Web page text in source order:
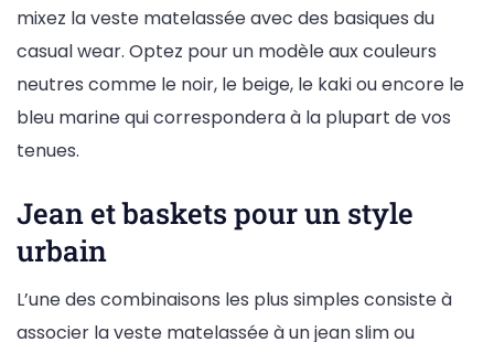
mixez la veste matelassée avec des basiques du
casual wear. Optez pour un modèle aux couleurs
neutres comme le noir, le beige, le kaki ou encore le
bleu marine qui correspondera à la plupart de vos
tenues.
Jean et baskets pour un style
urbain
L’une des combinaisons les plus simples consiste à
associer la veste matelassée à un jean slim ou